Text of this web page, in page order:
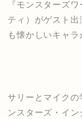
『モンスターズ
ティ）がゲスト
も懐かしいキャラ
サリーとマイク
ンスターズ・イ